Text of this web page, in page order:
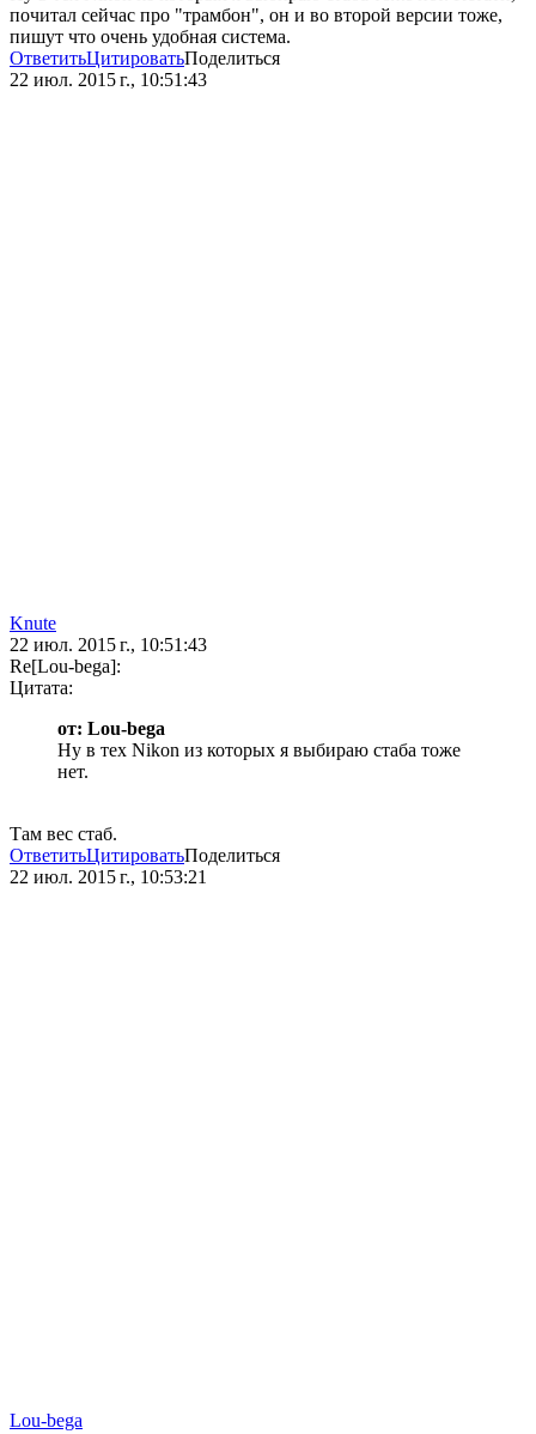
почитал сейчас про "трамбон", он и во второй версии тоже,
пишут что очень удобная система.
ОтветитьЦитироватьПоделиться
22 июл. 2015 г., 10:51:43
Knute
22 июл. 2015 г., 10:51:43
Re[Lou-bega]:
Цитата:
от: Lou-bega
Ну в тех Nikon из которых я выбираю стаба тоже
нет.
Там вес стаб.
ОтветитьЦитироватьПоделиться
22 июл. 2015 г., 10:53:21
Lou-bega